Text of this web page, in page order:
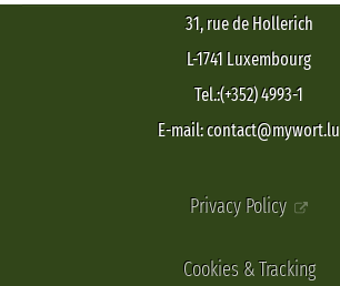
31, rue de Hollerich
L-1741 Luxembourg
Tel.:(+352) 4993-1
E-mail: contact@mywort.lu
Privacy Policy
Cookies & Tracking